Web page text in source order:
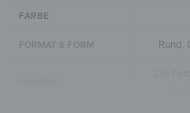
FARBE
FORMAT & FORM Rund,